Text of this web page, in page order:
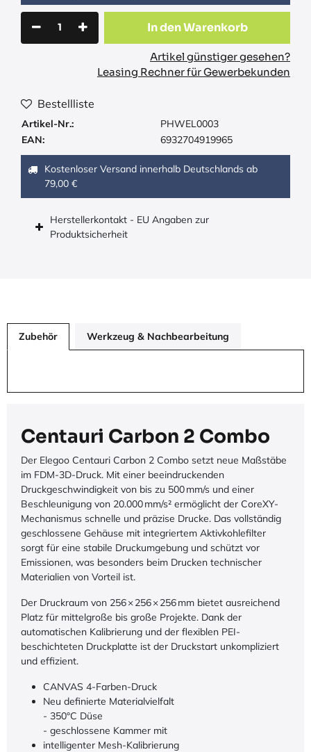
In den Warenkorb
Artikel günstiger gesehen?
Leasing Rechner für Gewerbekunden
Bestellliste
Artikel-Nr.:
PHWEL0003
EAN:
6932704919965
Kostenloser Versand innerhalb Deutschlands ab
79,00 €
Herstellerkontakt - EU Angaben zur
Produktsicherheit
Zubehör Werkzeug & Nachbearbeitung
Centauri Carbon 2 Combo
Der Elegoo Centauri Carbon 2 Combo setzt neue Maßstäbe
im FDM-3D-Druck. Mit einer beeindruckenden
Druckgeschwindigkeit von bis zu 500 mm/s und einer
Beschleunigung von 20.000 mm/s² ermöglicht der CoreXY-
Mechanismus schnelle und präzise Drucke. Das vollständig
geschlossene Gehäuse mit integriertem Aktivkohlefilter
sorgt für eine stabile Druckumgebung und schützt vor
Emissionen, was besonders beim Drucken technischer
Materialien von Vorteil ist.
Der Druckraum von 256 × 256 × 256 mm bietet ausreichend
Platz für mittelgroße bis große Projekte. Dank der
automatischen Kalibrierung und der flexiblen PEI-
beschichteten Druckplatte ist der Druckstart unkompliziert
und effizient.
CANVAS 4-Farben-Druck
Neu definierte Materialvielfalt
- 350°C Düse
- geschlossene Kammer mit
intelligenter Mesh-Kalibrierung